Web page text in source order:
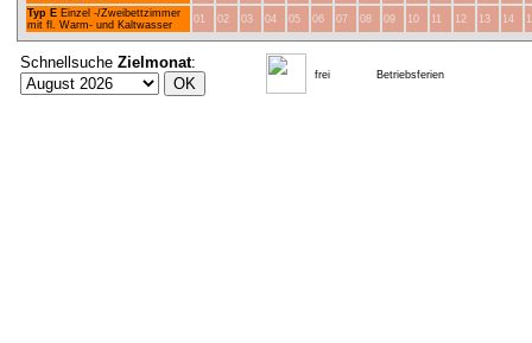
Typ E Einzel -/Zweibettzimmer
mit fl. Warm- und Kaltwasser
01 02 03 04 05 06 07 08 09 10 11 12 13 14
Schnellsuche Zielmonat:
frei Betriebsferien